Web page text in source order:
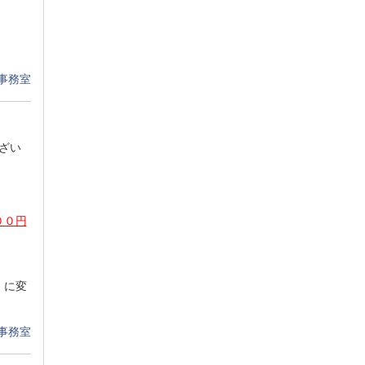
務室
い
０円
に変
務室